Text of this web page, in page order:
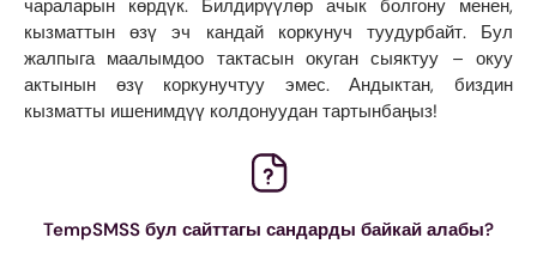
чараларын көрдүк. Билдирүүлөр ачык болгону менен,
кызматтын өзү эч кандай коркунуч туудурбайт. Бул
жалпыга маалымдоо тактасын окуган сыяктуу – окуу
актынын өзү коркунучтуу эмес. Андыктан, биздин
кызматты ишенимдүү колдонуудан тартынбаңыз!
TempSMSS бул сайттагы сандарды байкай алабы?